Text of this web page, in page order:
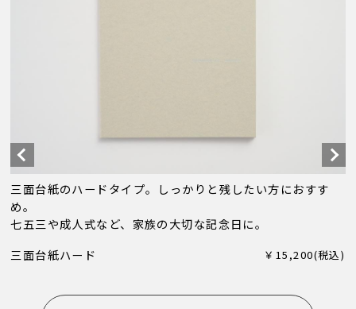
三面台紙のハードタイプ。しっかりと残したい方におすす
め。
七五三や成人式など、家族の大切な記念日に。
三面台紙ハード ￥15,200(税込)